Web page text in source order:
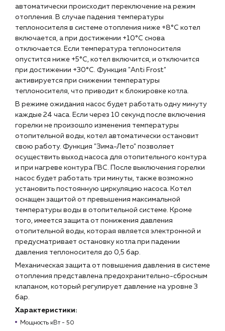
автоматически происходит переключение на режим
отопления. В случае падения температуры
теплоносителя в системе отопления ниже +8°С котел
включается, а при достижении +10°С снова
отключается. Если температура теплоносителя
опустится ниже +5°С, котел включится, и отключится
при достижении +30°С. Функция "Anti Frost"
активируется при снижении температуры
теплоносителя, что приводит к блокировке котла.
В режиме ожидания насос будет работать одну минуту
каждые 24 часа. Если через 10 секунд после включения
горелки не произошло изменения температуры
отопительной воды, котел автоматически остановит
свою работу. Функция "Зима-Лето" позволяет
осуществить выход насоса для отопительного контура
и при нагреве контура ГВС. После выключения горелки
насос будет работать три минуты, также возможно
установить постоянную циркуляцию насоса. Котел
оснащен защитой от превышения максимальной
температуры воды в отопительной системе. Кроме
того, имеется защита от понижения давления
отопительной воды, которая является электронной и
предусматривает остановку котла при падении
давления теплоносителя до 0,5 бар.
Механическая защита от повышения давления в системе
отопления представлена предохранительно-сбросным
клапаном, который регулирует давление на уровне 3
бар.
Характеристики:
Мощность кВт - 50